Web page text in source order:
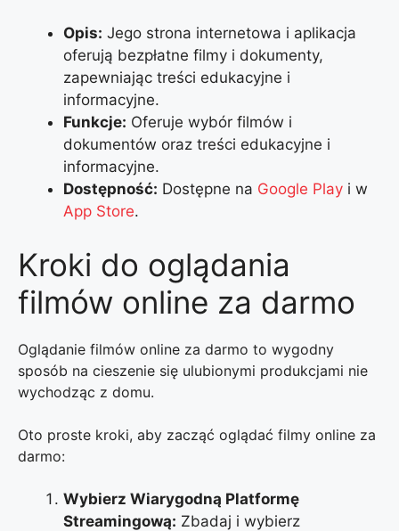
Opis: Jego strona internetowa i aplikacja
oferują bezpłatne filmy i dokumenty,
zapewniając treści edukacyjne i
informacyjne.
Funkcje: Oferuje wybór filmów i
dokumentów oraz treści edukacyjne i
informacyjne.
Dostępność: Dostępne na Google Play i w
App Store.
Kroki do oglądania
filmów online za darmo
Oglądanie filmów online za darmo to wygodny
sposób na cieszenie się ulubionymi produkcjami nie
wychodząc z domu.
Oto proste kroki, aby zacząć oglądać filmy online za
darmo:
Wybierz Wiarygodną Platformę
Streamingową: Zbadaj i wybierz